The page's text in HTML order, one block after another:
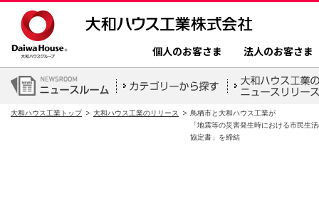
個人のお客さま 法人のお客さま
大和ハウス工業トップ 大和ハウス工業のリリース
鳥栖市と大和ハウス工業が
「地震等の災害発生時における市民生
協定書」を締結